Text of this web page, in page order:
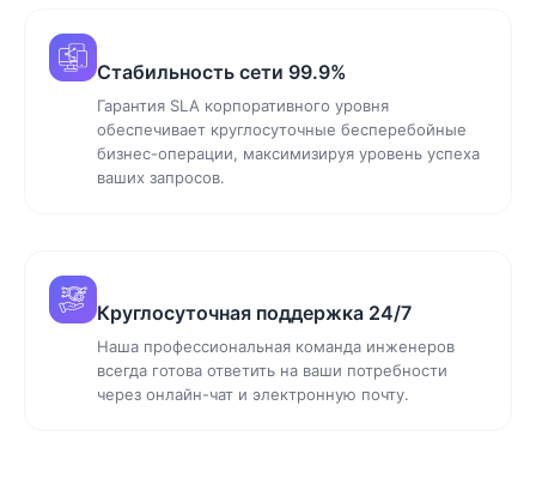
Стабильность сети 99.9%
Гарантия SLA корпоративного уровня
обеспечивает круглосуточные бесперебойные
бизнес-операции, максимизируя уровень успеха
ваших запросов.
Круглосуточная поддержка 24/7
Наша профессиональная команда инженеров
всегда готова ответить на ваши потребности
через онлайн-чат и электронную почту.